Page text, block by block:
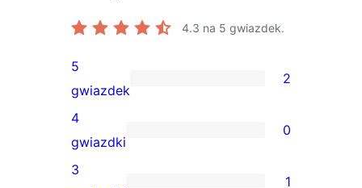
4.3 na 5 gwiazdek.
2
recenzje
5-
gwiazdkowe
5
gwiazdek
2
0
recenzji
4
gwiazdki
0
3
1